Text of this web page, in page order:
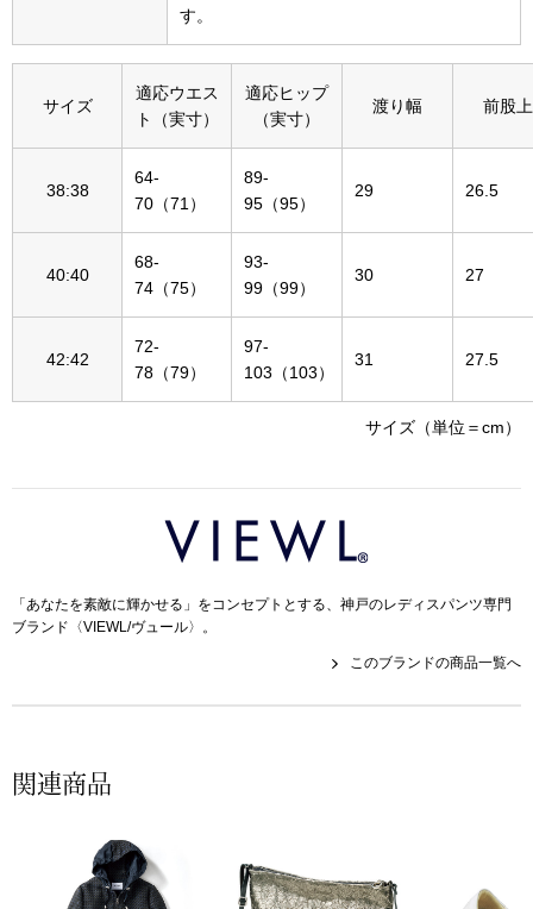
ーブルウェア
ズ
セイコー〉マウリッツハイス美術館公認フェ
ルメールオマージュウオッチ
その他
ファッション
ネクタイ
マフラー／ス
その他
す。
サイズ
適応ウエス
ト（実寸）
適応ヒップ
（実寸）
渡り幅 前股上
38:38
64-
70（71）
89-
95（95）
29 26.5
40:40
68-
74（75）
93-
99（99）
30 27
42:42
72-
78（79）
97-
103（103）
31 27.5
サイズ（単位＝cm）
「あなたを素敵に輝かせる」をコンセプトとする、神戸のレディスパンツ専門
ブランド〈VIEWL/ヴュール〉。
このブランドの商品一覧へ
関連商品